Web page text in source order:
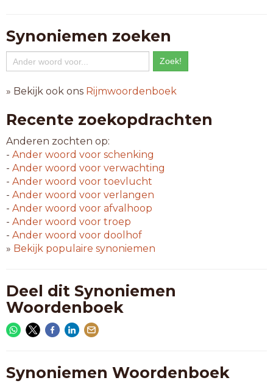
Synoniemen zoeken
» Bekijk ook ons Rijmwoordenboek
Recente zoekopdrachten
Anderen zochten op:
- Ander woord voor schenking
- Ander woord voor verwachting
- Ander woord voor toevlucht
- Ander woord voor verlangen
- Ander woord voor afvalhoop
- Ander woord voor troep
- Ander woord voor doolhof
» Bekijk populaire synoniemen
Deel dit Synoniemen
Woordenboek
Synoniemen Woordenboek